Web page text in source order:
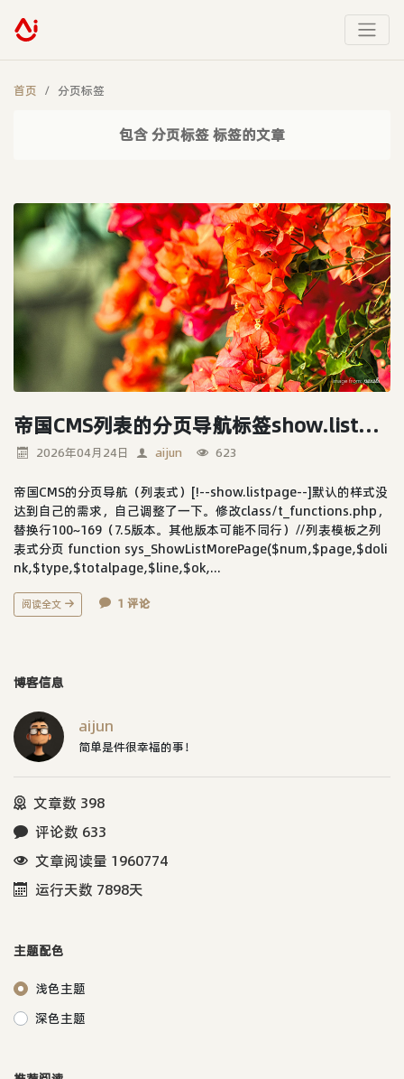
首页 分页标签
包含 分页标签 标签的文章
帝国CMS列表的分页导航标签show.listpage样式优化
2026年04月24日 aijun 623
帝国CMS的分页导航（列表式）[!--show.listpage--]默认的样式没
达到自己的需求，自己调整了一下。修改class/t_functions.php，
替换行100~169（7.5版本。其他版本可能不同行）//列表模板之列
表式分页 function sys_ShowListMorePage($num,$page,$doli
nk,$type,$totalpage,$line,$ok,...
阅读全文 1 评论
博客信息
aijun
简单是件很幸福的事！
文章数 398
评论数 633
文章阅读量 1960774
运行天数 7898天
主题配色
浅色主题
深色主题